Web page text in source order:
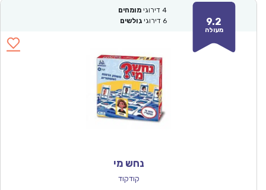
9.2
מעולה
4 דירוגי מומחים
6 דירוגי גולשים
נחש מי
קודקוד